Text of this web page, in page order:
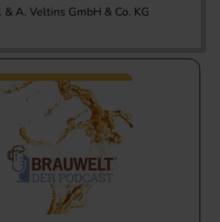
& A. Veltins GmbH & Co. KG